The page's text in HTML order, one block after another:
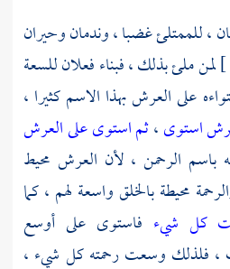
، للممتلئ غضبا ، وندمان وحيران
لمن ملئ بذلك ، فبناء فعلان للسعة
على العرش بهذا الاسم كثيرا ،
استوى،ثم استوى على العرش
الرحمن ، لأن العرش محيط
محيطة بالخلق واسعة لهم ، كما
كل شيء فاستوى على أوسع
، فلذلك وسعت رحمته كل شيء ،